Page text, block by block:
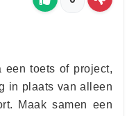
een toets of project,
in plaats van alleen
Maak samen een